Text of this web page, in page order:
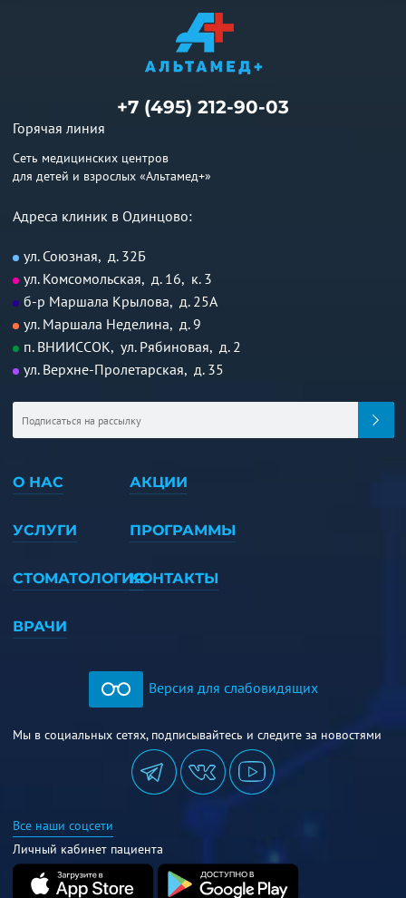
+7 (495) 212-90-03
Горячая линия
Сеть медицинских центров
для детей и взрослых «Альтамед+»
Адреса клиник в Одинцово:
ул. Союзная, д. 32Б
ул. Комсомольская, д. 16, к. 3
б-р Маршала Крылова, д. 25А
ул. Маршала Неделина, д. 9
п. ВНИИССОК, ул. Рябиновая, д. 2
ул. Верхне-Пролетарская, д. 35
О НАС
УСЛУГИ
СТОМАТОЛОГИЯ
ВРАЧИ
АКЦИИ
ПРОГРАММЫ
КОНТАКТЫ
Версия для слабовидящих
Мы в социальных сетях, подписывайтесь и следите за новостями
Все наши соцсети
Личный кабинет пациента